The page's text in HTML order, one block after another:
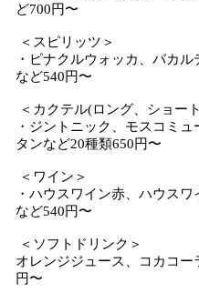
ど700円〜
＜スピリッツ＞
・ピナクルウォッカ、バカ
など540円〜
＜カクテル(ロング、ショー
・ジントニック、モスコミ
タンなど20種類650円〜
＜ワイン＞
・ハウスワイン赤、ハウス
など540円〜
＜ソフトドリンク＞
オレンジジュース、コカコ
円〜